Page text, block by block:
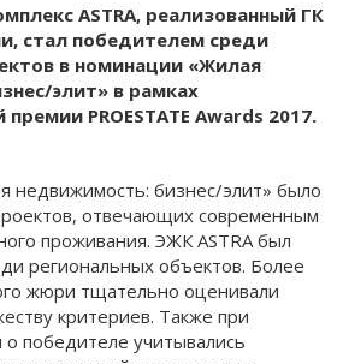
ASTRA, реализованный ГК
стал победителем среди
в номинации «Жилая
элит» в рамках
PROESTATE Awards 2017.
недвижимость: бизнес/элит» было
отвечающих современным
проживания. ЭЖК ASTRA был
региональных объектов. Более
жюри тщательно оценивали
критериев. Также при
победителе учитывались